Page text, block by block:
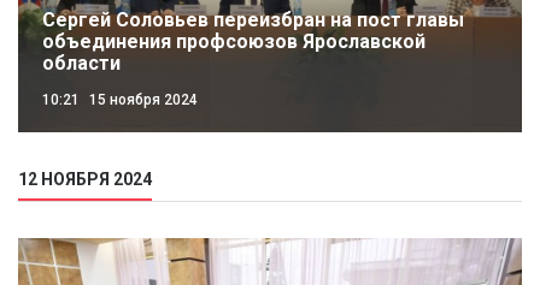
Сергей Соловьев переизбран на пост главы
объединения профсоюзов Ярославской
области
10:21 15 ноября 2024
12 НОЯБРЯ 2024